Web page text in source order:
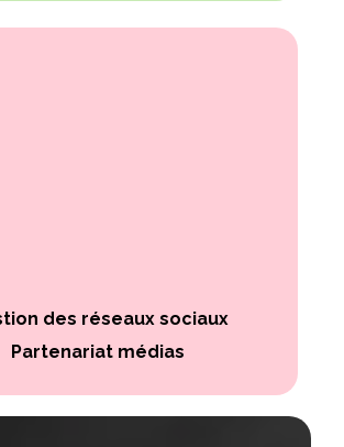
des réseaux sociaux
Partenariat médias